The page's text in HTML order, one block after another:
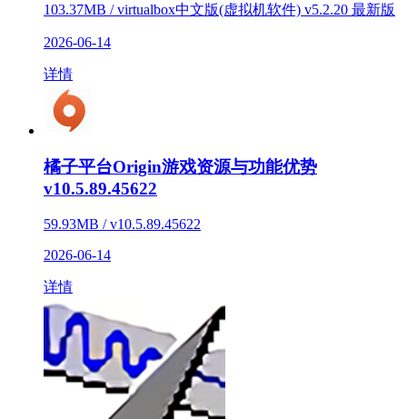
103.37MB / virtualbox中文版(虚拟机软件) v5.2.20 最新版
2026-06-14
详情
橘子平台Origin游戏资源与功能优势
v10.5.89.45622
59.93MB / v10.5.89.45622
2026-06-14
详情